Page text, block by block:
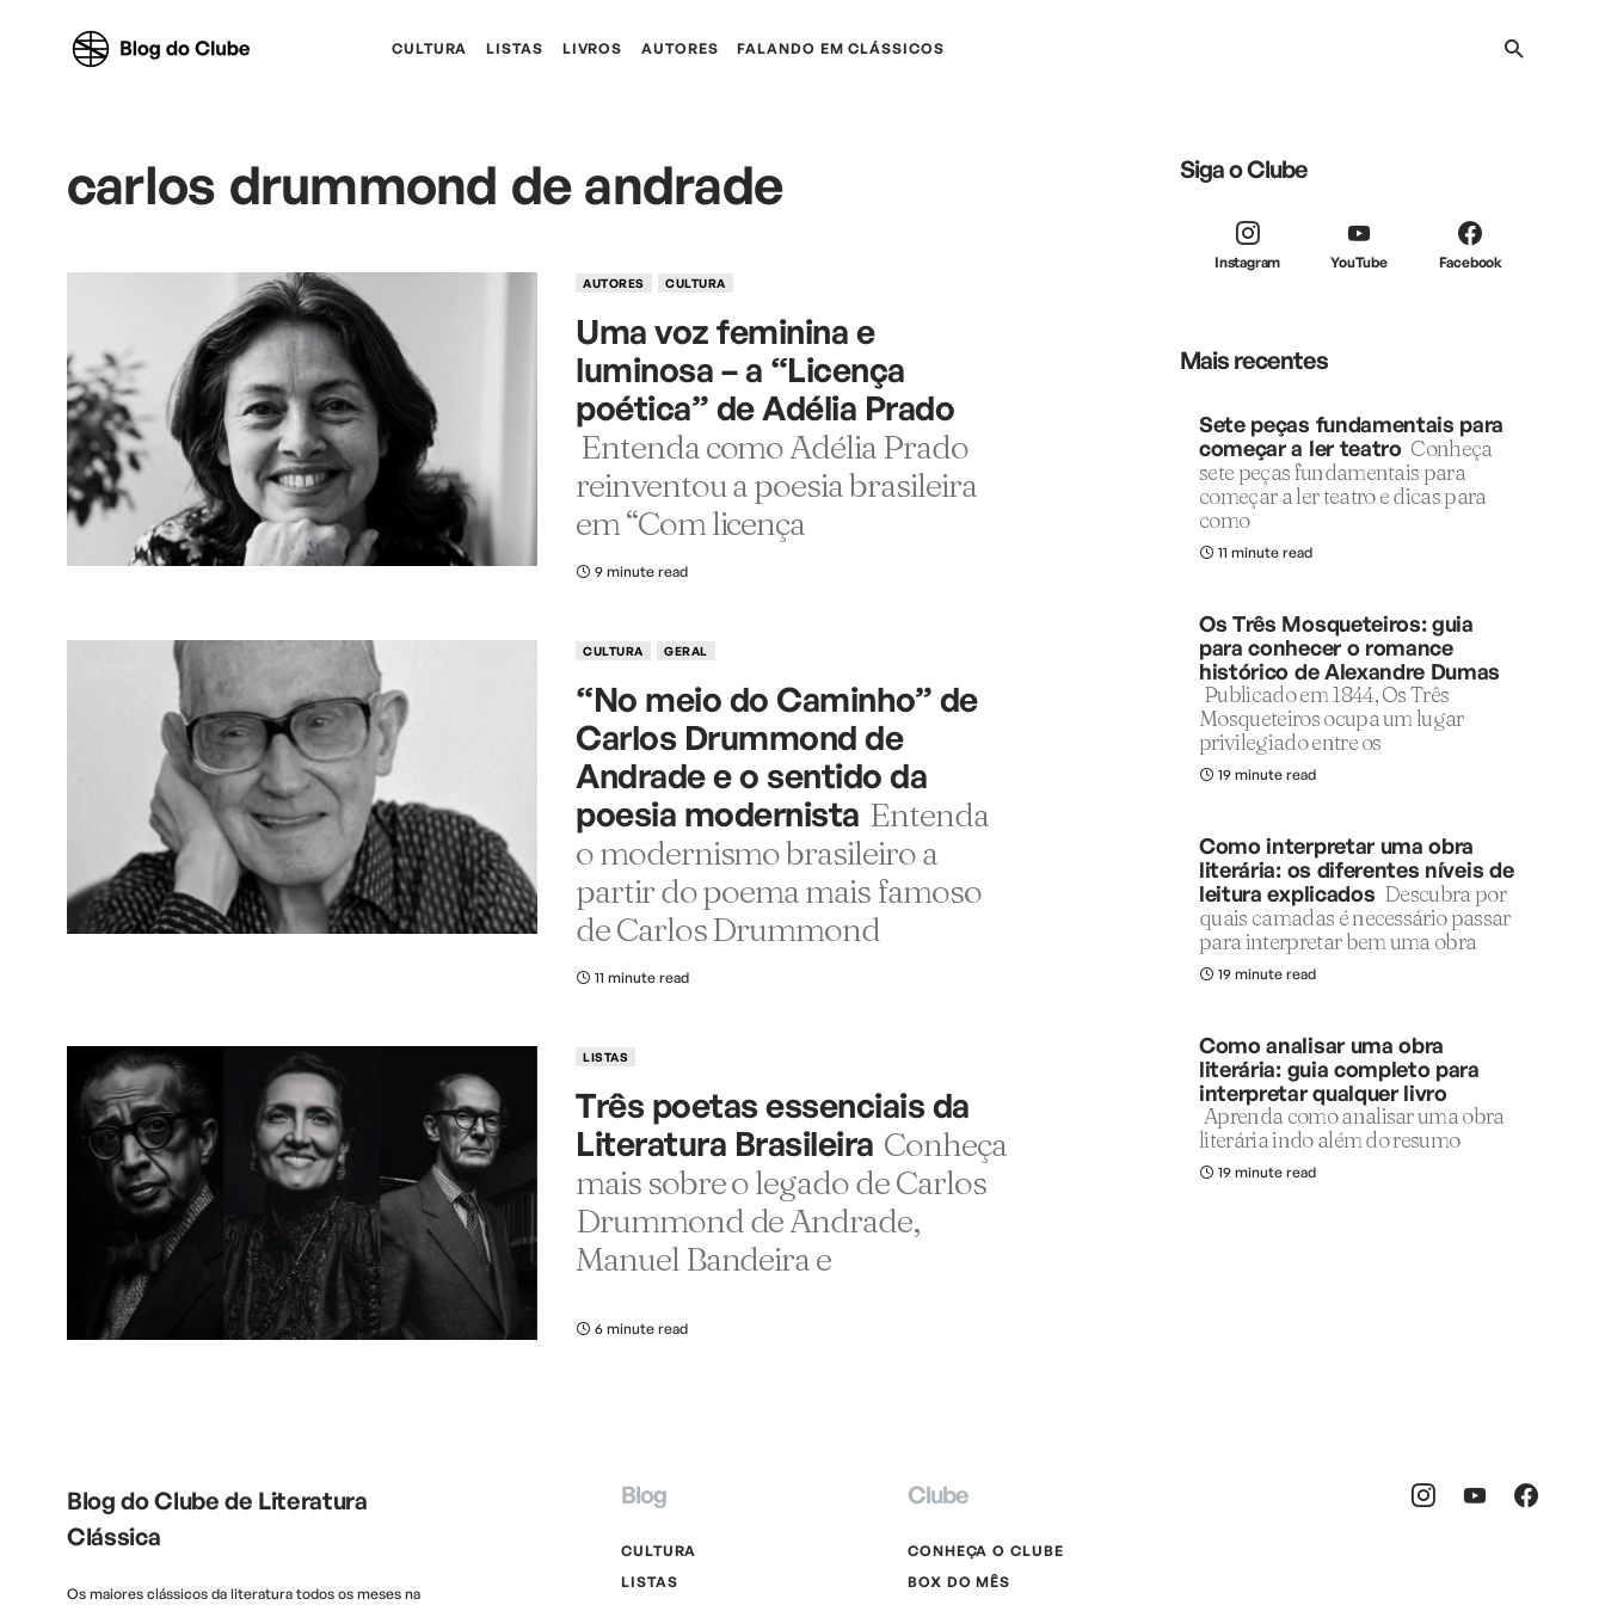
CULTURA LISTAS LIVROS AUTORES FALANDO EM CLÁSSICOS
carlos drummond de andrade
AUTORES CULTURA
Uma voz feminina e
luminosa – a “Licença
poética” de Adélia Prado
Entenda como Adélia Prado
reinventou a poesia brasileira
em “Com licença
9 minute read
CULTURA GERAL
“No meio do Caminho” de
Carlos Drummond de
Andrade e o sentido da
poesia modernista Entenda
o modernismo brasileiro a
partir do poema mais famoso
de Carlos Drummond
11 minute read
LISTAS
Três poetas essenciais da
Literatura Brasileira Conheça
mais sobre o legado de Carlos
Drummond de Andrade,
Manuel Bandeira e
6 minute read
Siga o Clube
Instagram YouTube Facebook
Mais recentes
Sete peças fundamentais para
começar a ler teatro Conheça
sete peças fundamentais para
começar a ler teatro e dicas para
como
11 minute read
Os Três Mosqueteiros: guia
para conhecer o romance
histórico de Alexandre Dumas
Publicado em 1844, Os Três
Mosqueteiros ocupa um lugar
privilegiado entre os
19 minute read
Como interpretar uma obra
literária: os diferentes níveis de
leitura explicados Descubra por
quais camadas é necessário passar
para interpretar bem uma obra
19 minute read
Como analisar uma obra
literária: guia completo para
interpretar qualquer livro
Aprenda como analisar uma obra
literária indo além do resumo
19 minute read
Blog do Clube de Literatura
Clássica
Os maiores clássicos da literatura todos os meses na
Blog
CULTURA
LISTAS
Clube
CONHEÇA O CLUBE
BOX DO MÊS